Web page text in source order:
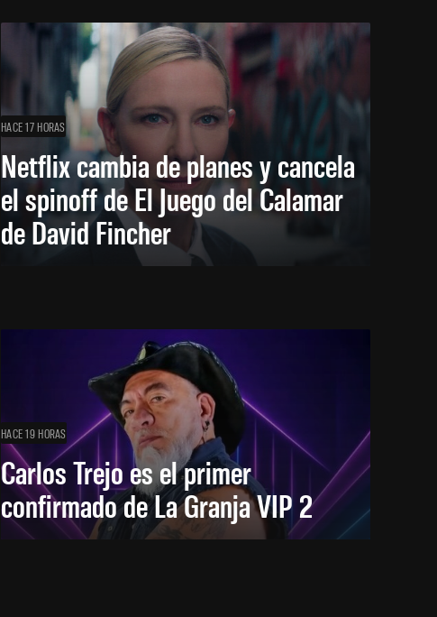
HACE 17 HORAS
Netflix cambia de planes y cancela
el spinoff de El Juego del Calamar
de David Fincher
HACE 19 HORAS
Carlos Trejo es el primer
confirmado de La Granja VIP 2